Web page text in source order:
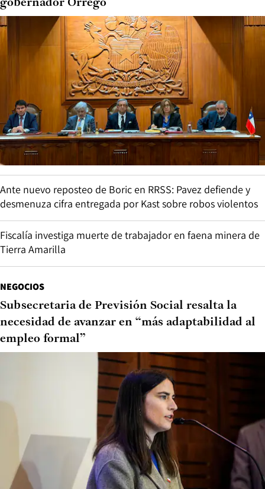
gobernador Orrego
Ante nuevo reposteo de Boric en RRSS: Pavez defiende y
desmenuza cifra entregada por Kast sobre robos violentos
Fiscalía investiga muerte de trabajador en faena minera de
Tierra Amarilla
NEGOCIOS
Subsecretaria de Previsión Social resalta la
necesidad de avanzar en “más adaptabilidad al
empleo formal”